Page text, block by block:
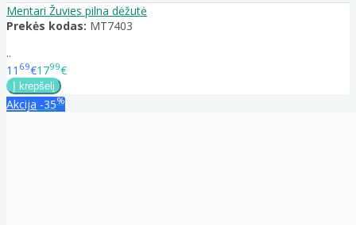
Mentari Žuvies pilna dėžutė
Prekės kodas: MT7403
..
11 69€1799€
Akcija -35%